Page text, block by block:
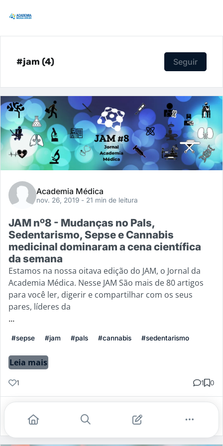
#jam (4) Seguir
Academia Médica
nov. 26, 2019 - 21 min de leitura
JAM nº8 - Mudanças no Pals,
Sedentarismo, Sepse e Cannabis
medicinal dominaram a cena científica
da semana
Estamos na nossa oitava edição do JAM, o Jornal da
Academia Médica. Nesse JAM São mais de 80 artigos
para você ler, digerir e compartilhar com os seus
pares, líderes da
...
#sepse #jam #pals #cannabis #sedentarismo
Leia mais
1 1 0
Gostei Comentar Salvar